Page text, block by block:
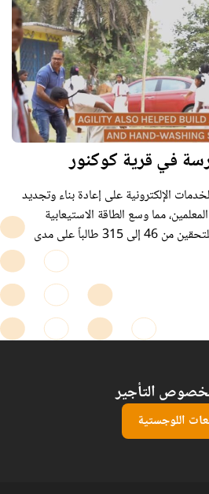
في قرية كوكنور
الإلكترونية على إعادة بناء وتجديد
مما وسع الطاقة الاستيعابية
للمدرسة ورفع عدد الطلاب الملتحقين من 46 إلى 315 طالباً على مدى
التأجير
اللوجستية